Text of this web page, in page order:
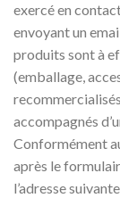
exercé en
envoyant un
produits sont à
(emballage,
accompagnés
Conformément
après le
l’adresse